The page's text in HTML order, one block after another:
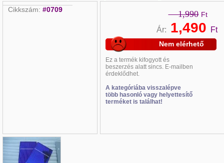
Cikkszám: #0709 1,990 Ft
Ár: 1,490 Ft
Nem elérhető
Ez a termék kifogyott és
beszerzés alatt sincs. E-mailben
érdeklődhet.
A kategóriába visszalépve
több hasonló vagy helyettesítő
terméket is találhat!